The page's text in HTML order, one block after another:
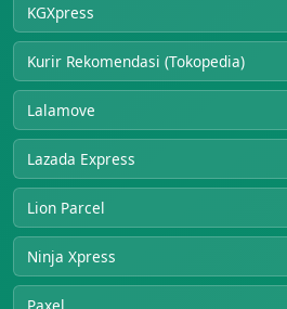
KGXpress
Kurir Rekomendasi (Tokopedia)
Lalamove
Lazada Express
Lion Parcel
Ninja Xpress
Paxel